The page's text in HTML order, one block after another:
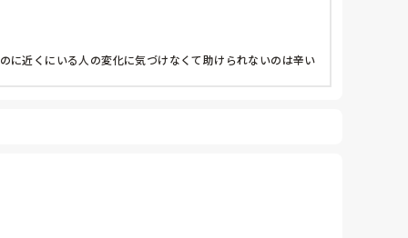
近くにいる人の変化に気づけなくて助けられないのは辛い